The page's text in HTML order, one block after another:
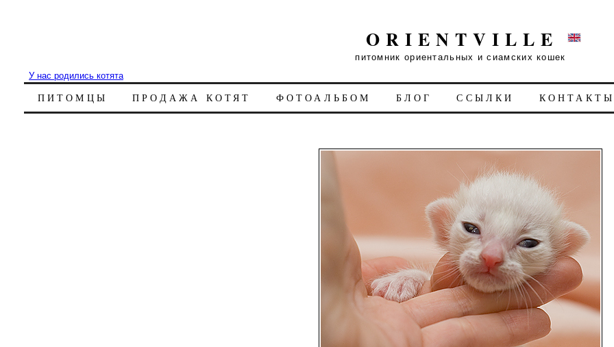
ORIENTVILLE
питомник ориентальных и сиамских кошек
У нас родились котята
ПИТОМЦЫ ПРОДАЖА КОТЯТ ФОТОАЛЬБОМ БЛОГ ССЫЛКИ КОНТАКТЫ